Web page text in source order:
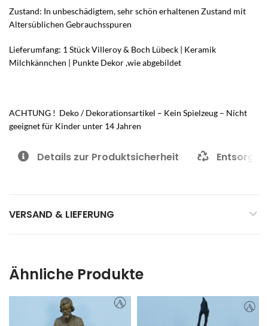
Zustand: In unbeschädigtem, sehr schön erhaltenen Zustand mit
Altersüblichen Gebrauchsspuren
Lieferumfang: 1 Stück Villeroy & Boch Lübeck | Keramik
Milchkännchen | Punkte Dekor ,wie abgebildet
ACHTUNG ! Deko / Dekorationsartikel – Kein Spielzeug – Nicht
geeignet für Kinder unter 14 Jahren
Details zur Produktsicherheit
VERSAND & LIEFERUNG
Ähnliche Produkte